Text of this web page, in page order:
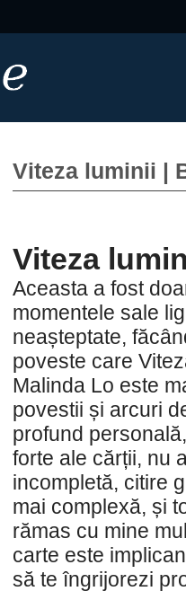
Viteza luminii |
Viteza
Aceasta a fost
momentele sale
neașteptate,
poveste care
Malinda Lo este
povestii și arcuri
profund
forte ale cărții, nu
incompletă, citire
mai complexă, și
rămas cu mine
carte este
să te îngrijorezi